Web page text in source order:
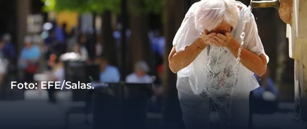
Foto: EFE/Salas.